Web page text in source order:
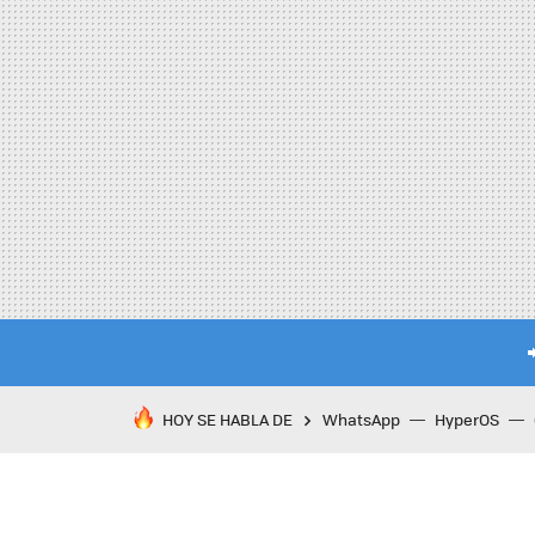
HOY SE HABLA DE WhatsApp HyperOS